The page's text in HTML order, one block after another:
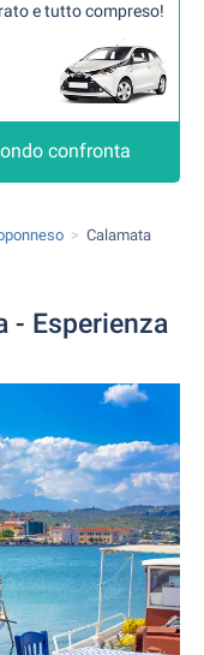
e tutto compreso!
confronta
Calamata
- Esperienza